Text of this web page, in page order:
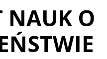
NAUK O